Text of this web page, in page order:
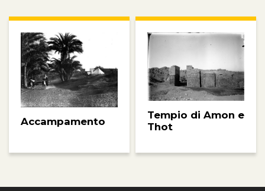
Accampamento
Tempio di Amon e
Thot